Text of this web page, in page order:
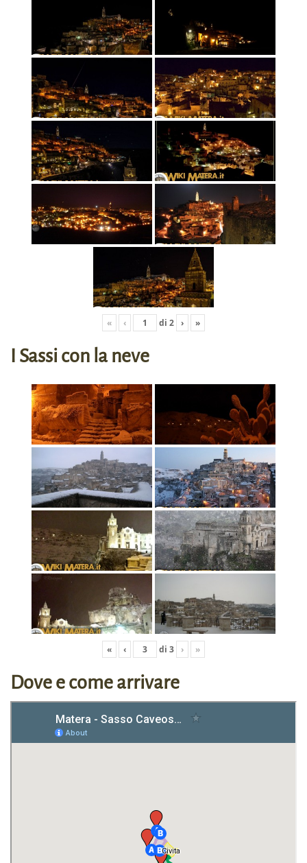
« ‹ di 2 › »
I Sassi con la neve
« ‹ di 3 › »
Dove e come arrivare